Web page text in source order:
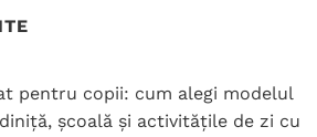
pentru copii: cum alegi modelul
școală și activitățile de zi cu